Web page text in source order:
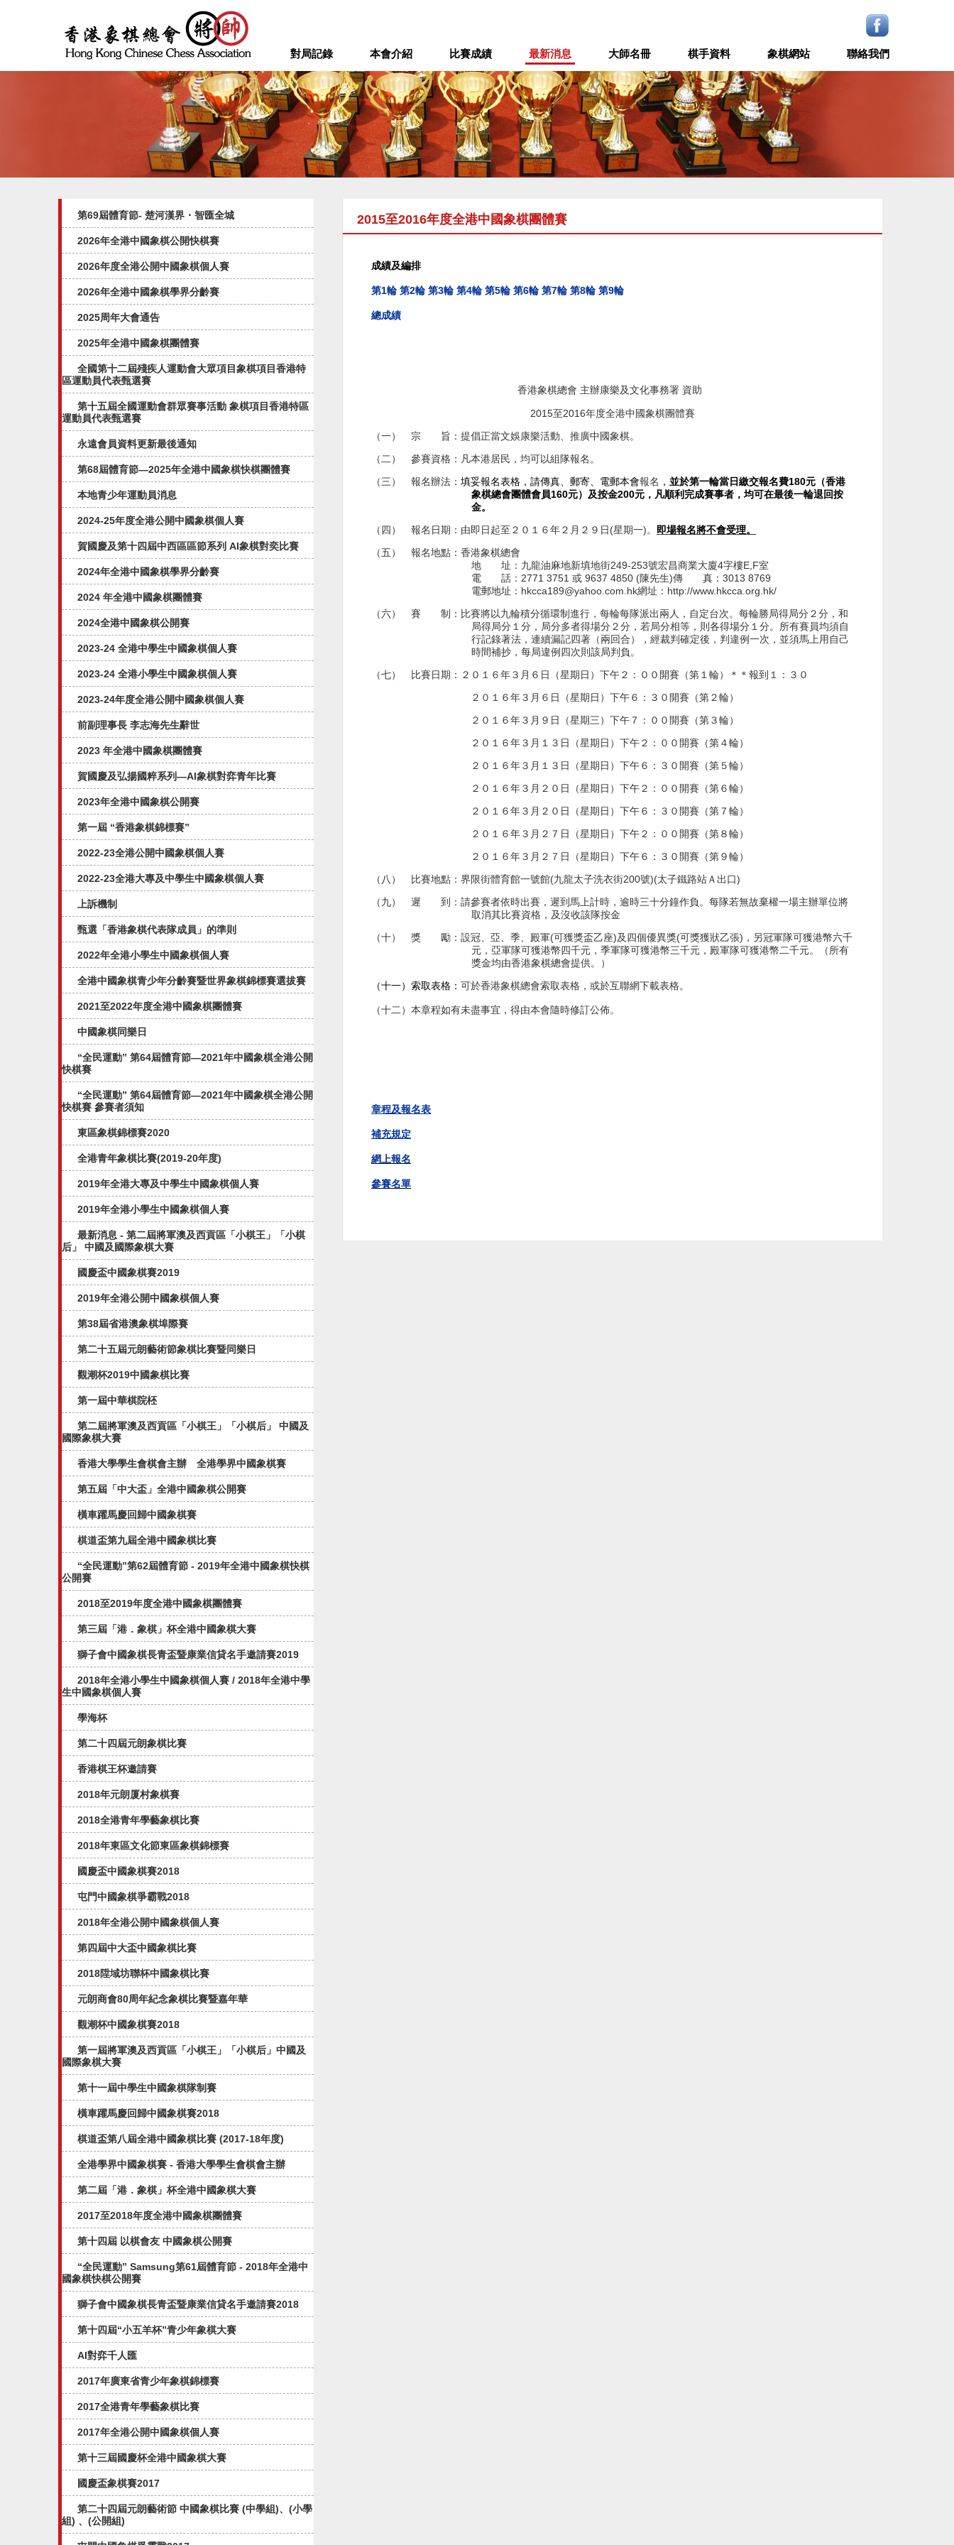
對局記錄 本會介紹 比賽成績 最新消息 大師名冊 棋手資料 象棋網站 聯絡我們
第69屆體育節- 楚河漢界・智匯全城
2026年全港中國象棋公開快棋賽
2026年度全港公開中國象棋個人賽
2026年全港中國象棋學界分齡賽
2025周年大會通告
2025年全港中國象棋團體賽
全國第十二屆殘疾人運動會大眾項目象棋項目香港特
區運動員代表甄選賽
第十五屆全國運動會群眾賽事活動 象棋項目香港特區
運動員代表甄選賽
永遠會員資料更新最後通知
第68屆體育節—2025年全港中國象棋快棋團體賽
本地青少年運動員消息
2024-25年度全港公開中國象棋個人賽
賀國慶及第十四屆中西區區節系列 AI象棋對奕比賽
2024年全港中國象棋學界分齡賽
2024 年全港中國象棋團體賽
2024全港中國象棋公開賽
2023-24 全港中學生中國象棋個人賽
2023-24 全港小學生中國象棋個人賽
2023-24年度全港公開中國象棋個人賽
前副理事長 李志海先生辭世
2023 年全港中國象棋團體賽
賀國慶及弘揚國粹系列—AI象棋對弈⻘年比賽
2023年全港中國象棋公開賽
第一屆 “香港象棋錦標賽”
2022-23全港公開中國象棋個人賽
2022-23全港大專及中學生中國象棋個人賽
上訴機制
甄選「香港象棋代表隊成員」的準則
2022年全港小學生中國象棋個人賽
全港中國象棋青少年分齡賽暨世界象棋錦標賽選拔賽
2021至2022年度全港中國象棋團體賽
中國象棋同樂日
“全民運動” 第64屆體育節—2021年中國象棋全港公開
快棋賽
“全民運動” 第64屆體育節—2021年中國象棋全港公開
快棋賽 參賽者須知
東區象棋錦標賽2020
全港青年象棋比賽(2019-20年度)
2019年全港大專及中學生中國象棋個人賽
2019年全港小學生中國象棋個人賽
最新消息 - 第二屆將軍澳及西貢區「小棋王」「小棋
后」 中國及國際象棋大賽
國慶盃中國象棋賽2019
2019年全港公開中國象棋個人賽
第38屆省港澳象棋埠際賽
第二十五屆元朗藝術節象棋比賽暨同樂日
觀潮杯2019中國象棋比賽
第一屆中華棋院柸
第二屆將軍澳及西貢區「小棋王」「小棋后」 中國及
國際象棋大賽
香港大學學生會棋會主辦 全港學界中國象棋賽
第五屆「中大盃」全港中國象棋公開賽​
橫車躍馬慶回歸中國象棋賽
棋道盃第九屆全港中國象棋比賽
“全民運動”第62屆體育節 - 2019年全港中國象棋快棋
公開賽
2018至2019年度全港中國象棋團體賽
第三屆「港．象棋」杯全港中國象棋大賽
獅子會中國象棋長青盃暨康業信貸名手邀請賽2019
2018年全港小學生中國象棋個人賽 / 2018年全港中學
生中國象棋個人賽
學海杯
第二十四屆元朗象棋比賽
香港棋王杯邀請賽
2018年元朗厦村象棋賽
2018全港青年學藝象棋比賽
2018年東區文化節東區象棋錦標賽
國慶盃中國象棋賽2018
屯門中國象棋爭霸戰2018
2018年全港公開中國象棋個人賽
第四屆中大盃中國象棋比賽
2018陞域坊聯杯中國象棋比賽
元朗商會80周年紀念象棋比賽暨嘉年華
觀潮杯中國象棋賽2018
第一屆將軍澳及西貢區「小棋王」「小棋后」中國及
國際象棋大賽
第十一屆中學生中國象棋隊制賽
橫車躍馬慶回歸中國象棋賽2018
棋道盃第八屆全港中國象棋比賽 (2017-18年度)
全港學界中國象棋賽 - 香港大學學生會棋會主辦
第二屆「港．象棋」杯全港中國象棋大賽
2017至2018年度全港中國象棋團體賽
第十四屆 以棋會友 中國象棋公開賽
“全民運動” Samsung第61屆體育節 - 2018年全港中
國象棋快棋公開賽
獅子會中國象棋長青盃暨康業信貸名手邀請賽2018
第十四屆“小五羊杯”青少年象棋大賽
AI對弈千人匯
2017年廣東省青少年象棋錦標賽
2017全港青年學藝象棋比賽
2017年全港公開中國象棋個人賽
第十三屆國慶杯全港中國象棋大賽
國慶盃象棋賽2017
第二十四屆元朗藝術節 中國象棋比賽 (中學組)、(小學
組) 、(公開組)
2015至2016年度全港中國象棋團體賽
成績及編排
第1輪 第2輪第3輪第4輪 第5輪 第6輪第7輪第8輪第9輪
總成績
香港象棋總會 主辦康樂及文化事務署 資助
2015至2016年度全港中國象棋團體賽
（一） 宗 旨：提倡正當文娛康樂活動、推廣中國象棋。
（二） 參賽資格：凡本港居民，均可以組隊報名。
（三） 報名辦法： 填妥報名表格，請傳真、郵寄、電郵本會報名 ， 並於第一輪當日繳交報名費180元（香港
象棋總會團體會員160元）及按金200元，凡順利完成賽事者，均可在最後一輪退回按
金。
（四） 報名日期：由即日起至２０１６年２月２９日(星期一)。 即場報名將不會受理。
（五） 報名地點：香港象棋總會
地 址：九龍油麻地新填地街249-253號宏昌商業大廈4字樓E,F室
電 話： 2771 3751 或9637 4850 (陳先生)傳 真： 3013 8769
電郵地址： hkcca189@yahoo.com.hk網址： http://www.hkcca.org.hk/
（六） 賽 制：比賽將以九輪積分循環制進行，每輪每隊派出兩人，自定台次。每輪勝局得局分２分，和
局得局分１分，局分多者得場分２分，若局分相等，則各得場分１分。所有賽員均須自
行記錄著法，連續漏記四著（兩回合），經裁判確定後，判違例一次，並須馬上用自己
時間補抄，每局違例四次則該局判負。
（七） 比賽日期：２０１６年３月６日（星期日）下午２：００開賽（第１輪）＊＊報到１：３０
２０１６年３月６日（星期日）下午６：３０開賽（第２輪）
２０１６年３月９日（星期三）下午７：００開賽（第３輪）
２０１６年３月１３日（星期日）下午２：００開賽（第４輪）
２０１６年３月１３日（星期日）下午６：３０開賽（第５輪）
２０１６年３月２０日（星期日）下午２：００開賽（第６輪）
２０１６年３月２０日（星期日）下午６：３０開賽（第７輪）
２０１６年３月２７日（星期日）下午２：００開賽（第８輪）
２０１６年３月２７日（星期日）下午６：３０開賽（第９輪）
（八） 比賽地點： 界限街體育館一號館(九龍太子洗衣街200號)(太子鐵路站Ａ出口)
（九） 遲 到：請參賽者依時出賽，遲到馬上計時，逾時三十分鐘作負。每隊若無故棄權一場主辦單位將
取消其比賽資格，及沒收該隊按金
（十） 獎 勵：設冠、亞、季、殿軍(可獲獎盃乙座)及四個優異獎(可獎獲狀乙張) ，另冠軍隊可獲港幣六千
元，亞軍隊可獲港幣四千元，季軍隊可獲港幣三千元，殿軍隊可獲港幣二千元。（所有
獎金均由香港象棋總會提供。）
（十一）索取表格： 可於香港象棋總會索取表格，或於互聯網下載表格。
（十二）本章程如有未盡事宜，得由本會隨時修訂公佈。
章程及報名表
補充規定
網上報名
參賽名單